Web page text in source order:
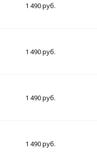
1 490 руб.
1 490 руб.
1 490 руб.
1 490 руб.